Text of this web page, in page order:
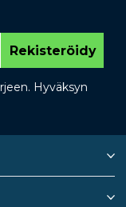
Rekisteröidy
Hyväksyn